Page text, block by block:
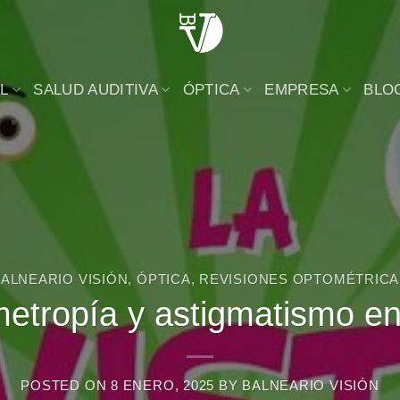
SALUD AUDITIVA ÓPTICA EMPRESA
VISIÓN, ÓPTICA, REVISIONES
y astigmatismo
POSTED ON8 ENERO, 2025 BY BALNEARIO VISIÓN